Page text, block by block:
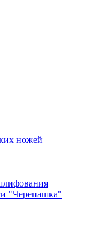
ножей
"Черепашка"